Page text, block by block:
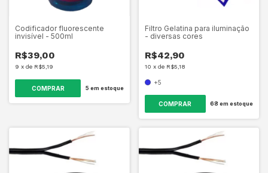
Codificador fluorescente
invisível - 500ml
R$39,00
9 x de R$5,19
5 em estoque
Filtro Gelatina para iluminação
- diversas cores
R$42,90
10 x de R$5,18
+5
COMPRAR 68 em estoque